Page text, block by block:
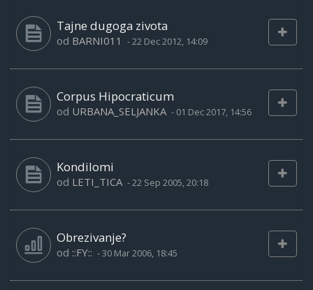
Tajne dugoga zivota
od BARNI011 -22 Dec 2012, 14:09
Corpus Hipocraticum
od URBANA_SELJANKA - 01 Dec 2017, 14:56
Kondilomi
od LETI_TICA -22 Sep 2005, 20:18
Obrezivanje?
od ::FY:: -30 Mar 2006, 18:45